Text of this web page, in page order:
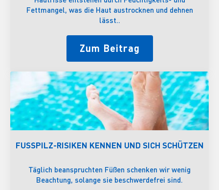
Fettmangel, was die Haut austrocknen und dehnen
lässt..
Zum Beitrag
FUSSPILZ-RISIKEN KENNEN UND SICH SCHÜTZEN
Täglich beanspruchten Füßen schenken wir wenig
Beachtung, solange sie beschwerdefrei sind.